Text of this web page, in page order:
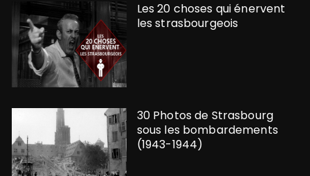
Les 20 choses qui énervent
les strasbourgeois
30 Photos de Strasbourg
sous les bombardements
(1943-1944)